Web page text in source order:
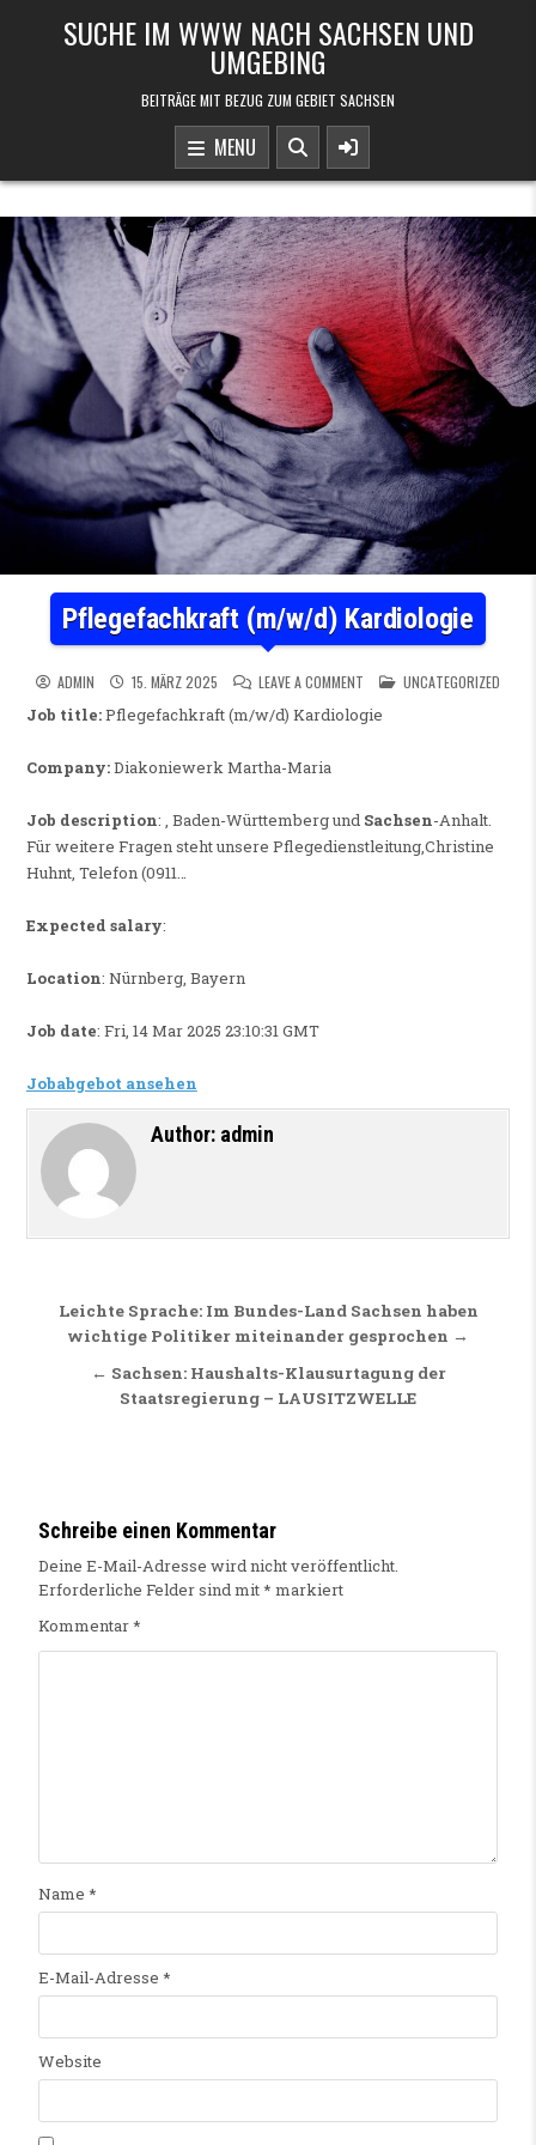
SUCHE IM WWW NACH SACHSEN UND
UMGEBING
BEITRÄGE MIT BEZUG ZUM GEBIET SACHSEN
MENU
Pflegefachkraft (m/w/d) Kardiologie
ADMIN 15. MÄRZ 2025 LEAVE A COMMENT ON PFLEGEFACHKRAFT (M/
POSTED IN
UNCATEGORIZED
Job title:Pflegefachkraft (m/w/d) Kardiologie
Company:Diakoniewerk Martha-Maria
Job description: , Baden-Württemberg und Sachsen-Anhalt.
Für weitere Fragen steht unsere Pflegedienstleitung,Christine
Huhnt, Telefon (0911…
Expected salary:
Location: Nürnberg, Bayern
Job date: Fri, 14 Mar 2025 23:10:31 GMT
Jobabgebot ansehen
Author: admin
Beitragsnavigation
Leichte Sprache: Im Bundes-Land Sachsen haben
wichtige Politiker miteinander gesprochen →
← Sachsen: Haushalts-Klausurtagung der
Staatsregierung – LAUSITZWELLE
Schreibe einen Kommentar
Deine E-Mail-Adresse wird nicht veröffentlicht.
Erforderliche Felder sind mit* markiert
Kommentar*
Name *
E-Mail-Adresse *
Website